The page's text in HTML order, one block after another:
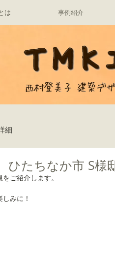
は 事例紹介
たちなか市 S様
ご紹介します。
みに！
細